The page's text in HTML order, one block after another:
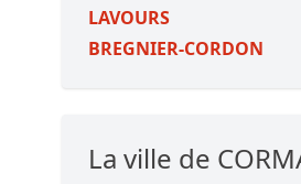
LAVOURS
BREGNIER-CORDON
La ville de